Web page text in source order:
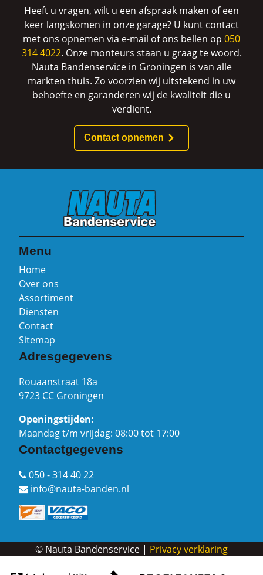
Heeft u vragen, wilt u een afspraak maken of een
keer langskomen in onze garage? U kunt contact
met ons opnemen via e-mail of ons bellen op 050
314 4022. Onze monteurs staan u graag te woord.
Nauta Bandenservice in Groningen is van alle
markten thuis. Zo voorzien wij uitstekend in uw
behoefte en garanderen wij de kwaliteit die u
verdient.
Contact opnemen
Menu
Home
Over ons
Assortiment
Diensten
Contact
Sitemap
Adresgegevens
Rouaanstraat 18a
9723 CC Groningen
Openingstijden:
Maandag t/m vrijdag: 08:00 tot 17:00
Contactgegevens
050 - 314 40 22
info@nauta-banden.nl
© Nauta Bandenservice | Privacy verklaring